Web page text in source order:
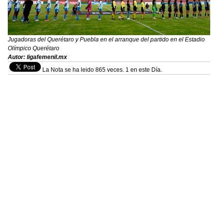
Jugadoras del Querétaro y Puebla en el arranque del partido en el Estadio
Olímpico Querétaro
Autor: ligafemenil.mx
La Nota se ha leido 865 veces. 1 en este Día.